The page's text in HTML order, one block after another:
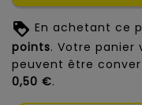
En achetant ce
points. Votre panier
peuvent être
0,50 €.